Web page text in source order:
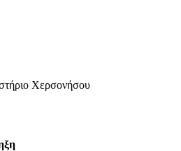
Χερσονήσου